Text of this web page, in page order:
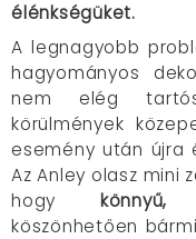
élénkségüket.
A legnagyobb
hagyományos
nem elég
körülmények
esemény után újra
Az Anley olasz mini
hogy könnyű,
köszönhetően